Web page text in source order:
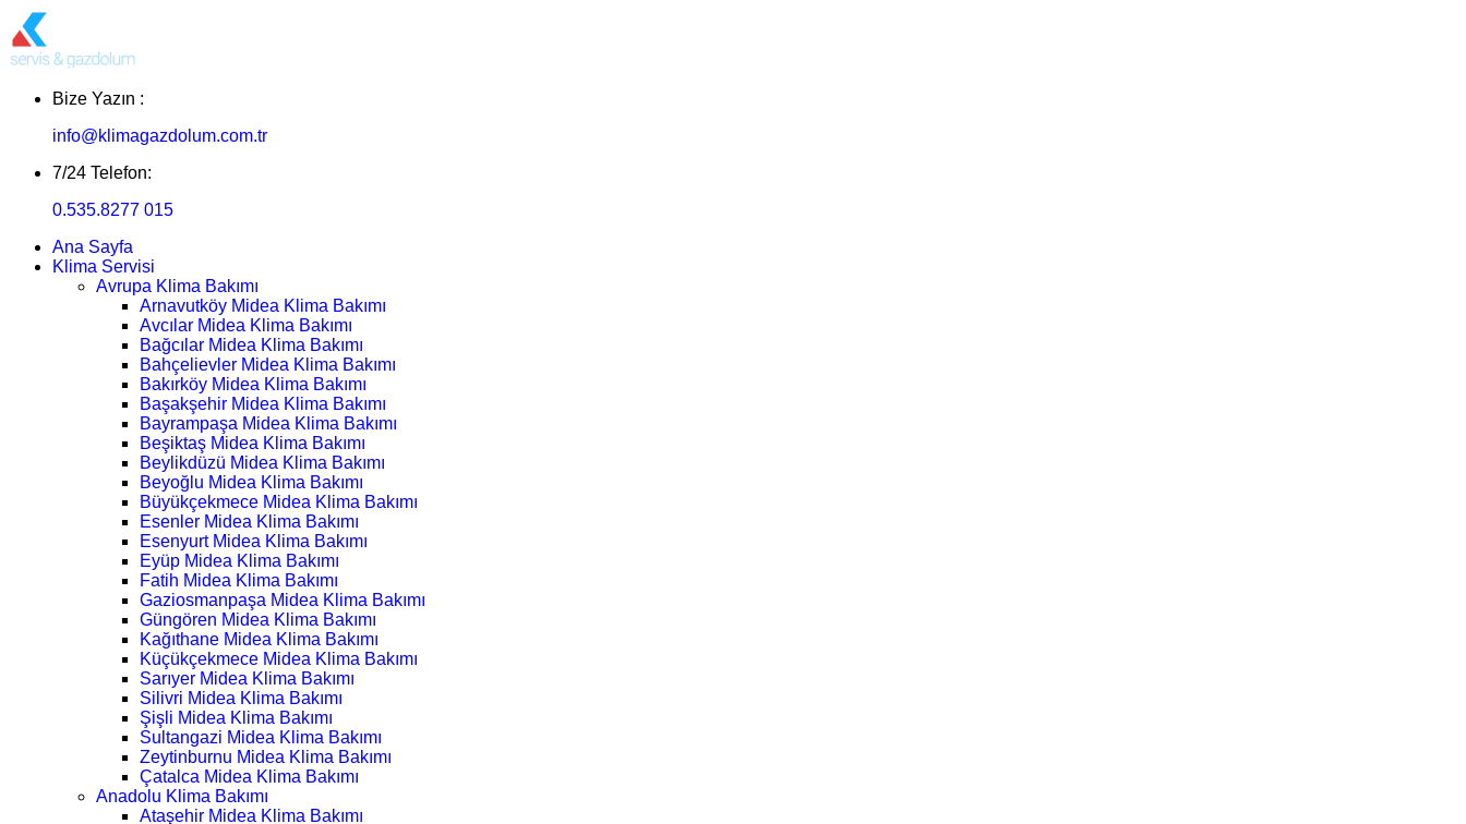
Bize Yazın :
info@klimagazdolum.com.tr
7/24 Telefon:
0.535.8277 015
Ana Sayfa
Klima Servisi
Avrupa Klima Bakımı
Arnavutköy Midea Klima Bakımı
Avcılar Midea Klima Bakımı
Bağcılar Midea Klima Bakımı
Bahçelievler Midea Klima Bakımı
Bakırköy Midea Klima Bakımı
Başakşehir Midea Klima Bakımı
Bayrampaşa Midea Klima Bakımı
Beşiktaş Midea Klima Bakımı
Beylikdüzü Midea Klima Bakımı
Beyoğlu Midea Klima Bakımı
Büyükçekmece Midea Klima Bakımı
Esenler Midea Klima Bakımı
Esenyurt Midea Klima Bakımı
Eyüp Midea Klima Bakımı
Fatih Midea Klima Bakımı
Gaziosmanpaşa Midea Klima Bakımı
Güngören Midea Klima Bakımı
Kağıthane Midea Klima Bakımı
Küçükçekmece Midea Klima Bakımı
Sarıyer Midea Klima Bakımı
Silivri Midea Klima Bakımı
Şişli Midea Klima Bakımı
Sultangazi Midea Klima Bakımı
Zeytinburnu Midea Klima Bakımı
Çatalca Midea Klima Bakımı
Anadolu Klima Bakımı
Ataşehir Midea Klima Bakımı